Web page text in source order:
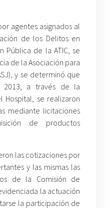
agentes asignados al
de los Delitos en
Pública de la ATIC, se
de la Asociación para
y se determinó que
a través de la
Hospital, se realizaron
mediante licitaciones
de productos
las cotizaciones por
y las mismas las
de la Comisión de
la actuación
la participación de